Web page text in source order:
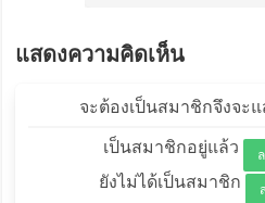
แสดงความคิดเห็น
จะต้องเป็นสมาชิกจึงจะ
เป็นสมาชิกอยู่แล้ว
ยังไม่ได้เป็นสมาชิก